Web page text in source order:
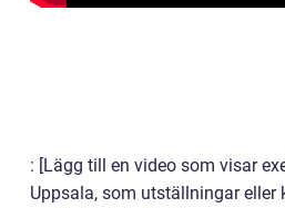
: [Lägg till en video som visar
Uppsala, som utställningar eller